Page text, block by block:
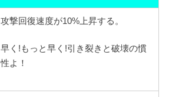
攻撃回復速度が10%上昇する。
早く!もっと早く!引き裂きと破壊の慣
性よ！